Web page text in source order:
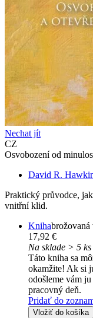
Nechat jít
CZ
Osvobození od
David R.
Praktický průvodce,
vnitřní klid.
Knihabrožovaná
17,92 €
Na sklade > 5 ks
Táto kniha sa
okamžite! Ak si
odošleme vám
pracovný deň.
Pridať do
Vložiť do košíka